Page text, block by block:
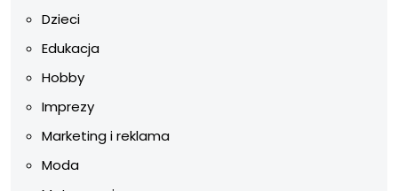
Dzieci
Edukacja
Hobby
Imprezy
Marketing i reklama
Moda